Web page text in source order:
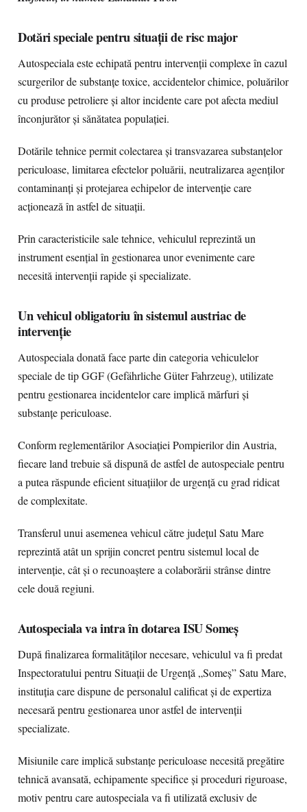
Dotări speciale pentru situații de risc major
Autospeciala este echipată pentru intervenții complexe în cazul
scurgerilor de substanțe toxice, accidentelor chimice, poluărilor
cu produse petroliere și altor incidente care pot afecta mediul
înconjurător și sănătatea populației.
Dotările tehnice permit colectarea și transvazarea substanțelor
periculoase, limitarea efectelor poluării, neutralizarea agenților
contaminanți și protejarea echipelor de intervenție care
acționează în astfel de situații.
Prin caracteristicile sale tehnice, vehiculul reprezintă un
instrument esențial în gestionarea unor evenimente care
necesită intervenții rapide și specializate.
Un vehicul obligatoriu în sistemul austriac de
intervenție
Autospeciala donată face parte din categoria vehiculelor
speciale de tip GGF (Gefährliche Güter Fahrzeug), utilizate
pentru gestionarea incidentelor care implică mărfuri și
substanțe periculoase.
Conform reglementărilor Asociației Pompierilor din Austria,
fiecare land trebuie să dispună de astfel de autospeciale pentru
a putea răspunde eficient situațiilor de urgență cu grad ridicat
de complexitate.
Transferul unui asemenea vehicul către județul Satu Mare
reprezintă atât un sprijin concret pentru sistemul local de
intervenție, cât și o recunoaștere a colaborării strânse dintre
cele două regiuni.
Autospeciala va intra în dotarea ISU Someș
După finalizarea formalităților necesare, vehiculul va fi predat
Inspectoratului pentru Situații de Urgență „Someș” Satu Mare,
instituția care dispune de personalul calificat și de expertiza
necesară pentru gestionarea unor astfel de intervenții
specializate.
Misiunile care implică substanțe periculoase necesită pregătire
tehnică avansată, echipamente specifice și proceduri riguroase,
motiv pentru care autospeciala va fi utilizată exclusiv de